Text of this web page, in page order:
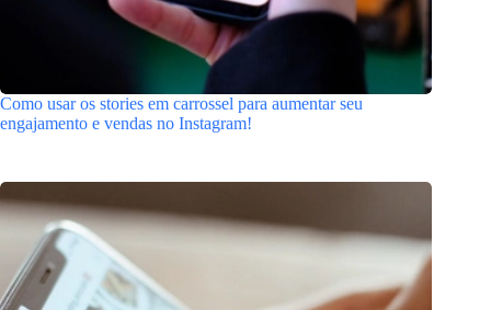
Como usar os stories em carrossel para aumentar seu
engajamento e vendas no Instagram!